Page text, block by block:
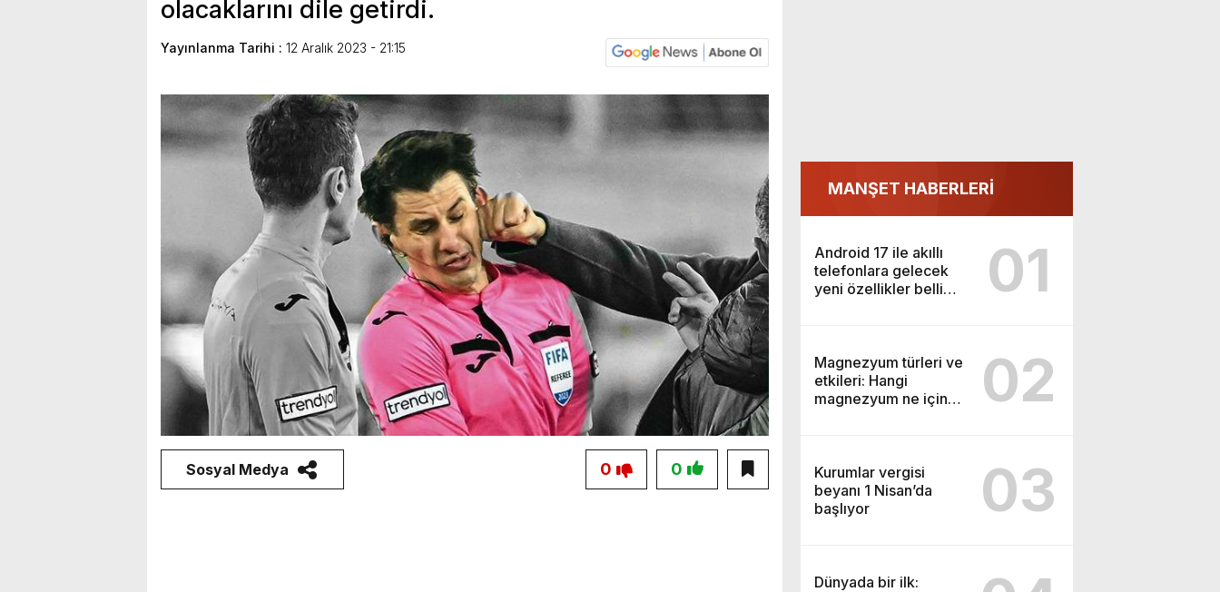
MANŞET HABERLERİ
Android 17 ile akıllı
telefonlara gelecek
yeni özellikler belli
01
Magnezyum türleri ve
etkileri: Hangi
magnezyum ne için
02
Kurumlar vergisi
beyanı 1 Nisan’da
başlıyor
03
Dünyada bir ilk:
olacaklarını dile getirdi.
Yayınlanma Tarihi : 12 Aralık 2023 - 21:15
Sosyal Medya 0
0